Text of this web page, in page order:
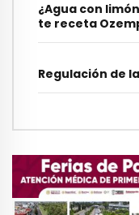
¿Agua con
te receta
Regulación de